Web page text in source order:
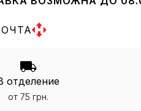
отделение
от 75 грн.